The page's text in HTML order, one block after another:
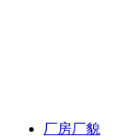
厂房厂貌